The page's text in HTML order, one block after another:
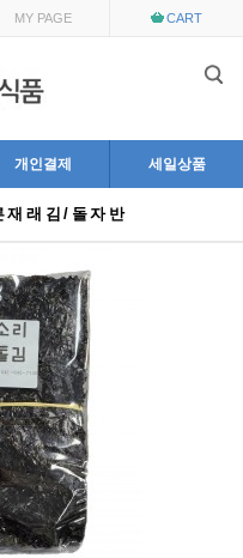
MY PAGE CART
개인결제 세일상품
래김/돌자반